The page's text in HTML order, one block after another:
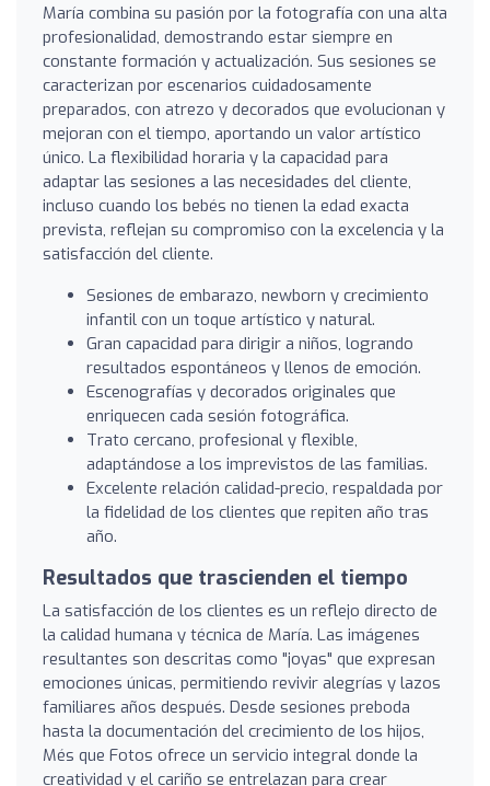
María combina su pasión por la fotografía con una alta
profesionalidad, demostrando estar siempre en
constante formación y actualización. Sus sesiones se
caracterizan por escenarios cuidadosamente
preparados, con atrezo y decorados que evolucionan y
mejoran con el tiempo, aportando un valor artístico
único. La flexibilidad horaria y la capacidad para
adaptar las sesiones a las necesidades del cliente,
incluso cuando los bebés no tienen la edad exacta
prevista, reflejan su compromiso con la excelencia y la
satisfacción del cliente.
Sesiones de embarazo, newborn y crecimiento
infantil con un toque artístico y natural.
Gran capacidad para dirigir a niños, logrando
resultados espontáneos y llenos de emoción.
Escenografías y decorados originales que
enriquecen cada sesión fotográfica.
Trato cercano, profesional y flexible,
adaptándose a los imprevistos de las familias.
Excelente relación calidad-precio, respaldada por
la fidelidad de los clientes que repiten año tras
año.
Resultados que trascienden el tiempo
La satisfacción de los clientes es un reflejo directo de
la calidad humana y técnica de María. Las imágenes
resultantes son descritas como "joyas" que expresan
emociones únicas, permitiendo revivir alegrías y lazos
familiares años después. Desde sesiones preboda
hasta la documentación del crecimiento de los hijos,
Més que Fotos ofrece un servicio integral donde la
creatividad y el cariño se entrelazan para crear